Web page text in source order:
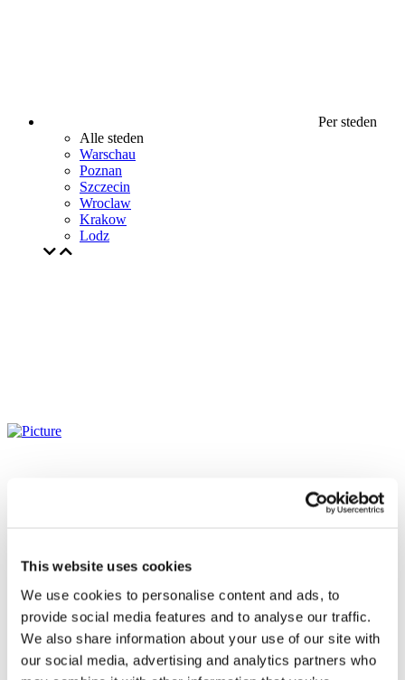
This website uses cookies
We use cookies to personalise content and ads, to
provide social media features and to analyse our traffic.
We also share information about your use of our site with
our social media, advertising and analytics partners who
Per steden
Alle steden
Warschau
Poznan
Szczecin
Wroclaw
Krakow
Lodz